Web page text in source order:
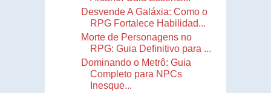
Desvende A Galáxia: Como o
RPG Fortalece Habilidad...
Morte de Personagens no
RPG: Guia Definitivo para ...
Dominando o Metrô: Guia
Completo para NPCs
Inesque...